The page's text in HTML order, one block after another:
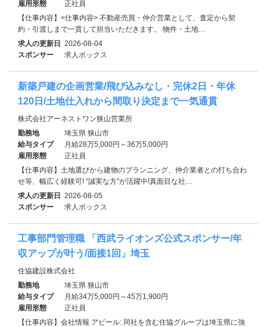
雇用形態
正社員
【仕事内容】<仕事内容> 不動産売買・仲介営業として、査定から契
約・引渡しまで一貫して担当いただきます。 物件・土地…
求人の更新日 2026-08-04
スポンサー
求人ボックス
新築戸建の企画営業/飛び込みなし・完休2日・年休
120日/土地仕入れから間取り決定まで一気通貫
株式会社アーネストワン狭山営業所
勤務地
埼玉県 狭山市
給与タイプ
月給28万5,000円～36万5,000円
雇用形態
正社員
【仕事内容】土地選びから建物のプランニング、仲介業者との打ち合わ
せ等、幅広く経験可! “誠実な方”が活躍中!真面目な社…
求人の更新日 2026-08-05
スポンサー
求人ボックス
工事部門管理職 「西武ライオンズ公式スポンサー/年
収アップが叶う/面接1回」埼玉
住協建設株式会社
勤務地
埼玉県 狭山市
給与タイプ
月給34万5,000円～45万1,900円
雇用形態
正社員
【仕事内容】会社情報 アピール: 同社を含む住協グループは埼玉県に強